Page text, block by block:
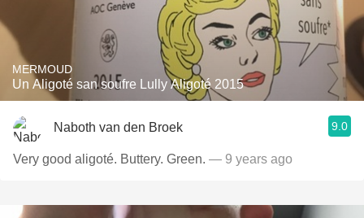
MERMOUD
Un Aligoté san soufre Lully Aligoté 2015
Naboth van den Broek 9.0
Very good aligoté. Buttery. Green. — 9 years ago